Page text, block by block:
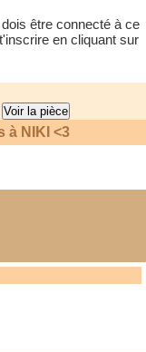
être connecté à ce
en cliquant sur
à NIKI <3